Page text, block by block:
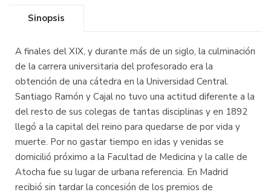
Sinopsis
A finales del XIX, y durante más de un siglo, la culminación
de la carrera universitaria del profesorado era la
obtención de una cátedra en la Universidad Central.
Santiago Ramón y Cajal no tuvo una actitud diferente a la
del resto de sus colegas de tantas disciplinas y en 1892
llegó a la capital del reino para quedarse de por vida y
muerte. Por no gastar tiempo en idas y venidas se
domicilió próximo a la Facultad de Medicina y la calle de
Atocha fue su lugar de urbana referencia. En Madrid
recibió sin tardar la concesión de los premios de